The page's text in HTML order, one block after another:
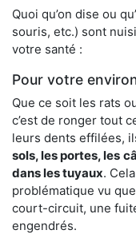
Quoi qu’on dise ou
souris, etc.) sont
votre santé :
Pour votre
Que ce soit les rats
c’est de ronger tout
leurs dents effilées,
sols, les portes, les
dans les tuyaux.
problématique vu
court-circuit, une
engendrés.